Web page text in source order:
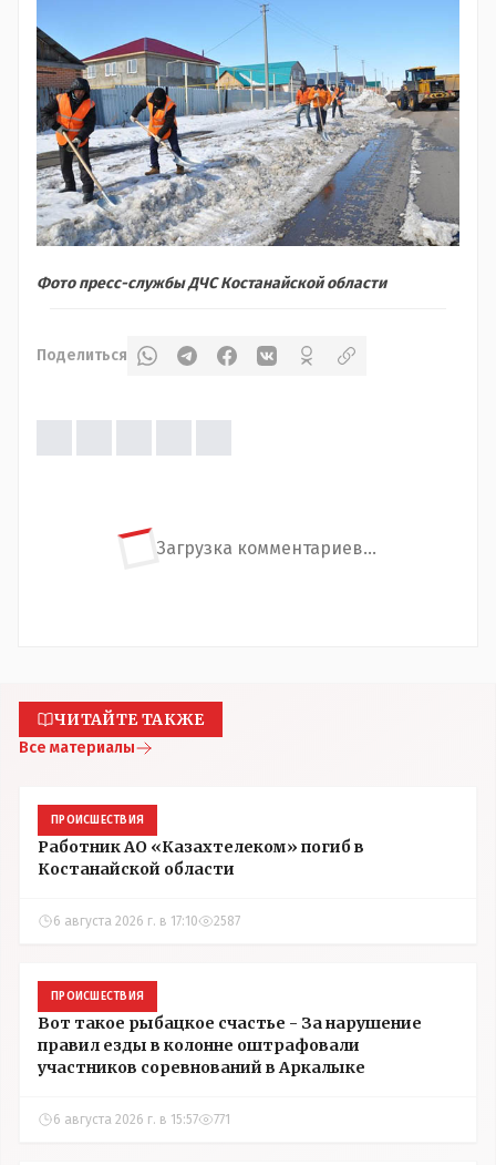
Фото пресс-службы ДЧС Костанайской области
Поделиться
Загрузка комментариев...
ЧИТАЙТЕ ТАКЖЕ
Все материалы
ПРОИСШЕСТВИЯ
Работник АО «Казахтелеком» погиб в
Костанайской области
6 августа 2026 г. в 17:10 2587
ПРОИСШЕСТВИЯ
Вот такое рыбацкое счастье - За нарушение
правил езды в колонне оштрафовали
участников соревнований в Аркалыке
6 августа 2026 г. в 15:57 771